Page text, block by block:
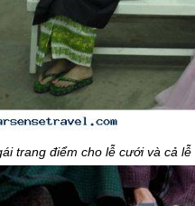
trang điểm cho lễ cưới và cả